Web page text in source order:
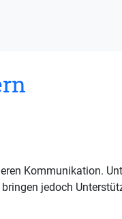
Kommunikation.
jedoch